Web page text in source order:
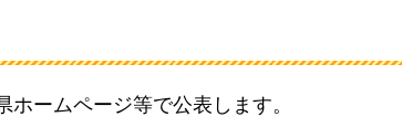
ームページ等で公表します。